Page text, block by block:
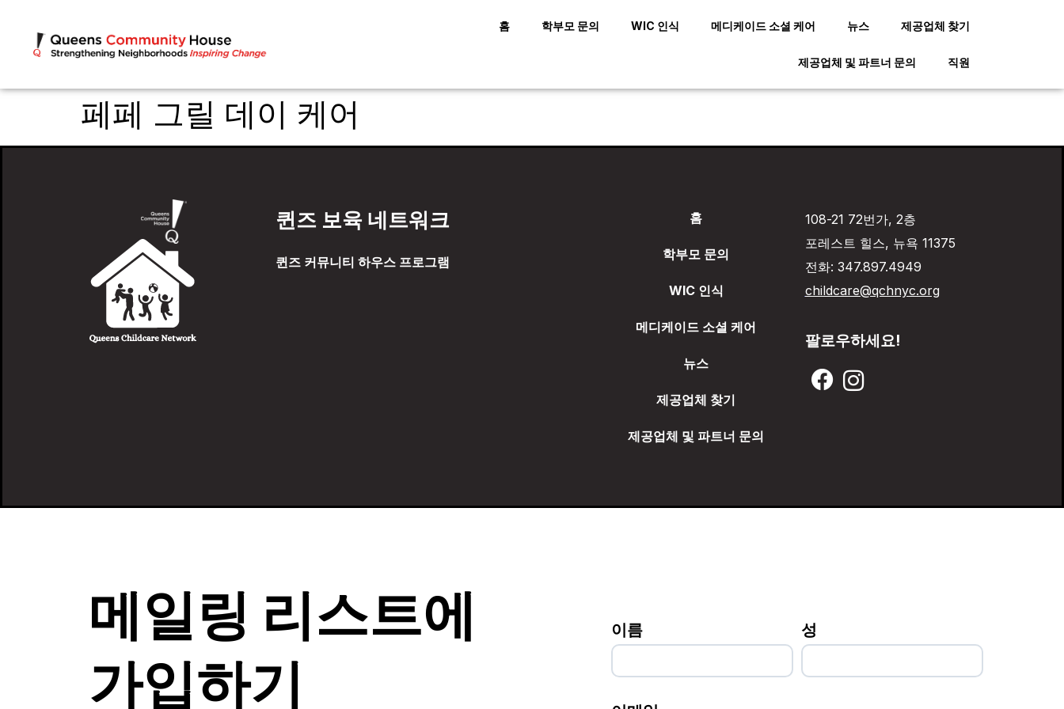
홈 학부모 문의 WIC 인식 메디케이드 소셜 케어 뉴스 제공업체 찾기
제공업체 및 파트너 문의 직원
페페 그릴 데이 케어
퀸즈 보육 네트워크
퀸즈 커뮤니티 하우스 프로그램
홈
학부모 문의
WIC 인식
메디케이드 소셜 케어
뉴스
제공업체 찾기
제공업체 및 파트너 문의
108-21 72번가, 2층
포레스트 힐스, 뉴욕 11375
전화: 347.897.4949
childcare@qchnyc.org
팔로우하세요!
메일링 리스트에
가입하기
이름 성